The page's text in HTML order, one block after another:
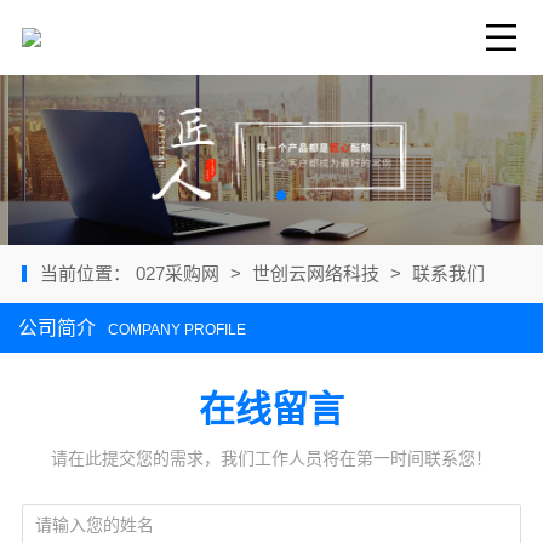
当前位置： 027采购网 > 世创云网络科技 > 联系我们
公司简介 COMPANY PROFILE
在线留言
请在此提交您的需求，我们工作人员将在第一时间联系您！